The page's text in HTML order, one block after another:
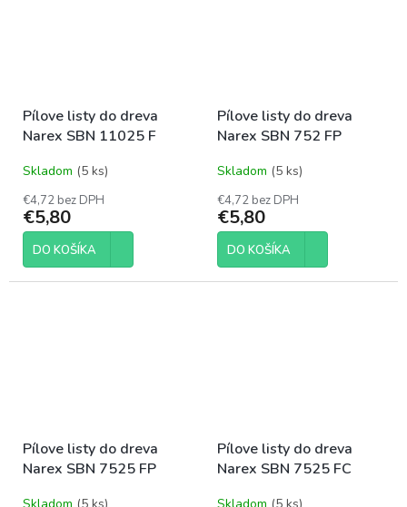
Pílove listy do dreva
Narex SBN 11025 F
Skladom (5 ks)
€4,72 bez DPH
€5,80
DO KOŠÍKA
Pílove listy do dreva
Narex SBN 752 FP
Skladom (5 ks)
€4,72 bez DPH
€5,80
DO KOŠÍKA
Pílove listy do dreva
Narex SBN 7525 FP
Skladom (5 ks)
Pílove listy do dreva
Narex SBN 7525 FC
Skladom (5 ks)